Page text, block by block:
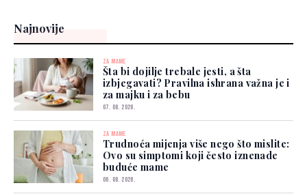
Najnovije
ZA MAME
Šta bi dojilje trebale jesti, a šta
izbjegavati? Pravilna ishrana važna je i
za majku i za bebu
07. 08. 2026.
ZA MAME
Trudnoća mijenja više nego što mislite:
Ovo su simptomi koji često iznenade
buduće mame
06. 08. 2026.